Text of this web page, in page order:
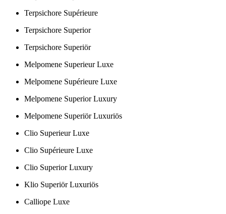
Terpsichore Supérieure
Terpsichore Superior
Terpsichore Superiör
Melpomene Superieur Luxe
Melpomene Supérieure Luxe
Melpomene Superior Luxury
Melpomene Superiör Luxuriös
Clio Superieur Luxe
Clio Supérieure Luxe
Clio Superior Luxury
Klio Superiör Luxuriös
Calliope Luxe